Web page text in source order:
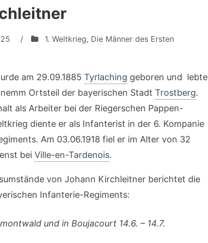
/ 1. Weltkrieg, Die Männer des Ersten
am 29.09.1885 Tyrlaching geboren und lebte
Ortsteil der bayerischen Stadt Trostberg.
als Arbeiter bei der Riegerschen Pappen-
diente er als Infanterist in der 6. Kompanie
Am 03.06.1918 fiel er im Alter von 32
bei Ville-en-Tardenois.
von Johann Kirchleitner berichtet die
Infanterie-Regiments:
und in Boujacourt 14.6. – 14.7.